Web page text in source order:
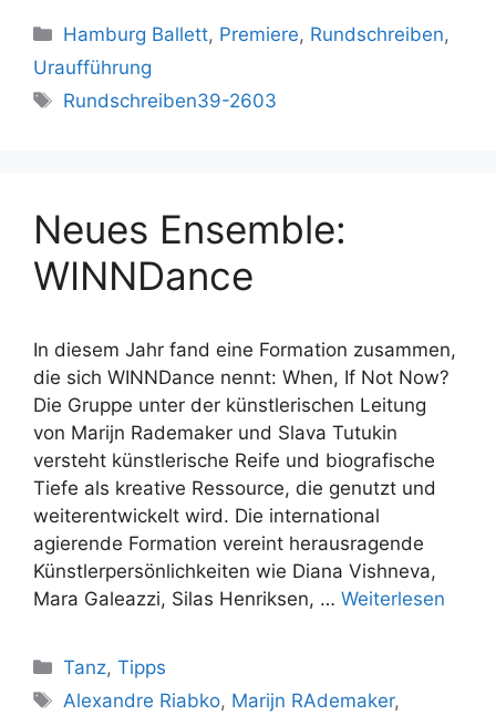
Kategorien
Hamburg Ballett, Premiere, Rundschreiben,
Uraufführung
Schlagwörter
Rundschreiben39-2603
Neues Ensemble:
WINNDance
In diesem Jahr fand eine Formation zusammen,
die sich WINNDance nennt: When, If Not Now?
Die Gruppe unter der künstlerischen Leitung
von Marijn Rademaker und Slava Tutukin
versteht künstlerische Reife und biografische
Tiefe als kreative Ressource, die genutzt und
weiterentwickelt wird. Die international
agierende Formation vereint herausragende
Künstlerpersönlichkeiten wie Diana Vishneva,
Mara Galeazzi, Silas Henriksen, … Weiterlesen
Kategorien
Tanz,Tipps
Schlagwörter
Alexandre Riabko, Marijn RAdemaker,